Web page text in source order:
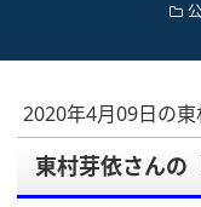
2020年4月09日の
東村芽依さんの